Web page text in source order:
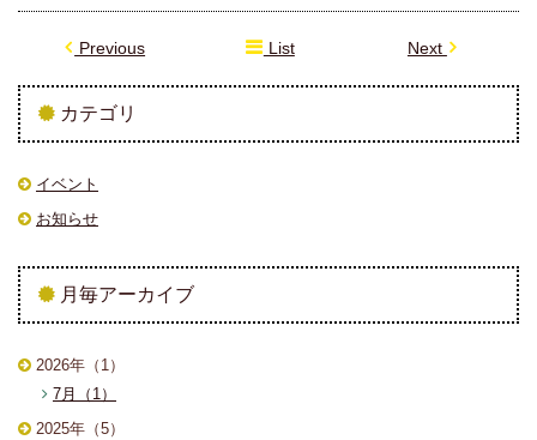
Previous List Next
カテゴリ
イベント
お知らせ
月毎アーカイブ
2026年（1）
7月（1）
2025年（5）